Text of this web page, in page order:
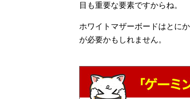
目も重要な要素ですからね。
ホワイトマザーボードはとに
が必要かもしれません。